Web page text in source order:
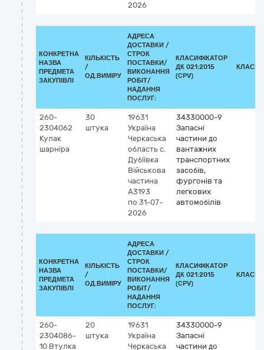
2026
КОНКРЕТНА
НАЗВА
ПРЕДМЕТА
ЗАКУПІВЛІ
КІЛЬКІСТЬ
/
ОД.ВИМІРУ
АДРЕСА
ДОСТАВКИ /
СТРОК
ПОСТАВКИ/
ВИКОНАННЯ
РОБІТ/
НАДАННЯ
ПОСЛУГ:
КЛАСИФІКАТОР
ДК 021:2015
(CPV)
260-
2304062
Кулак
шарніра
30
штука
19631
Україна
Черкаська
область с.
Дубіївка
Військова
частина
А3193
по 31-07-
2026
34330000-9
Запасні
частини до
вантажних
транспортних
засобів,
фургонів та
легкових
автомобілів
КОНКРЕТНА
НАЗВА
ПРЕДМЕТА
ЗАКУПІВЛІ
КІЛЬКІСТЬ
/
ОД.ВИМІРУ
АДРЕСА
ДОСТАВКИ /
СТРОК
ПОСТАВКИ/
ВИКОНАННЯ
РОБІТ/
НАДАННЯ
ПОСЛУГ:
КЛАСИФІКАТОР
ДК 021:2015
(CPV)
260-
2304086-
10 Втулка
20
штука
19631
Україна
Черкаська
34330000-9
Запасні
частини до